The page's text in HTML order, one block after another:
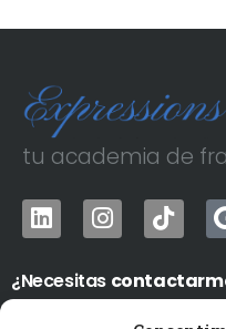
tu academia de
¿Necesitas
691802480